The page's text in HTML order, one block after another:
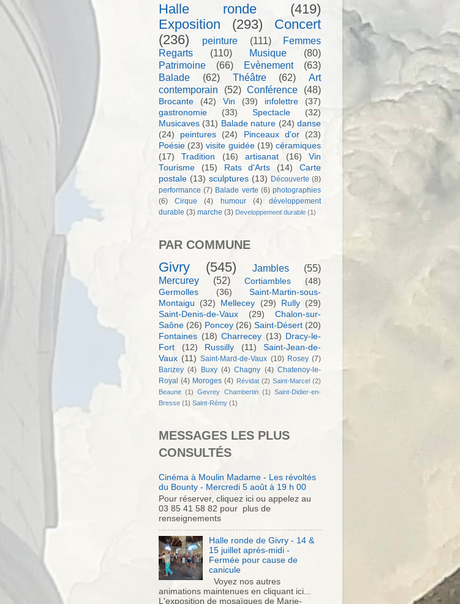
Halle ronde
(419)
Exposition
(293)
Concert
(236)
peinture (111)
Femmes
Regarts
(110) Musique
(80)
Patrimoine
(66) Evènement
(63)
Balade
(62) Théâtre (62)
Art
contemporain
(52) Conférence (48)
Brocante (42) Vin (39) infolettre
(37)
gastronomie
(33) Spectacle
(32)
Musicaves (31) Balade nature (24) danse
(24)
peintures (24) Pinceaux d'or
(23)
Poésie (23) visite guidée (19) céramiques
(17)
Tradition (16) artisanat (16)
Vin
Tourisme
(15) Rats d'Arts (14)
Carte
postale (13) sculptures (13) Découverte (8)
performance (7) Balade verte (6) photographies
(6)
Cirque (4) humour (4)
développement
durable (3) marche (3) Developpement durable (1)
PAR COMMUNE
Givry (545) Jambles
(55)
Mercurey
(52) Cortiambles
(48)
Germolles
(36)
Saint-Martin-sous-
Montaigu
(32) Mellecey (29) Rully
(29)
Saint-Denis-de-Vaux
(29)
Chalon-sur-
Saône (26) Poncey (26) Saint-Désert (20)
Fontaines (18) Charrecey (13) Dracy-le-
Fort
(12) Russilly (11)
Saint-Jean-de-
Vaux (11) Saint-Mard-de-Vaux (10) Rosey (7)
Barizey (4) Buxy (4) Chagny (4) Chatenoy-le-
Royal (4) Moroges (4) Révidat (2) Saint-Marcel (2)
Beaune (1) Gevrey Chambertin (1) Saint-Didier-en-
Bresse (1) Saint-Rémy (1)
MESSAGES LES PLUS
CONSULTÉS
Cinéma à Moulin Madame - Les révoltés
du Bounty - Mercredi 5 août à 19 h 00
Pour réserver, cliquez ici ou appelez au
03 85 41 58 82 pour plus de
renseignements
Halle ronde de Givry - 14 &
15 juillet après-midi -
Fermée pour cause de
canicule
Voyez nos autres
animations maintenues en cliquant ici...
L'exposition de mosaïques de Marie-